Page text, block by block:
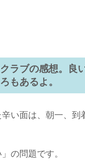
ラブの感想。良
もあるよ。
い面は、朝一、到
の問題です。